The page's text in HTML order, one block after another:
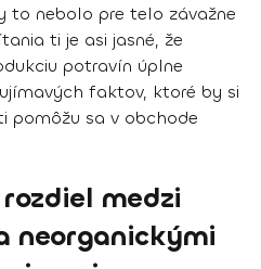
to nebolo pre telo závažne
ti je asi jasné, že
potravín úplne
faktov, ktoré by si
pomôžu sa v obchode
medzi
neorganickými